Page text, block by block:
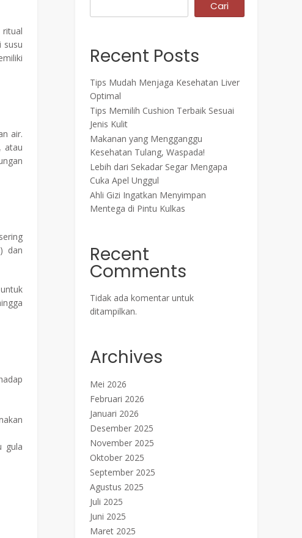
ritual
susu
air.
atau
dan
gula
Cari
Recent Posts
Tips Mudah Menjaga Kesehatan Liver
Optimal
Tips Memilih Cushion Terbaik Sesuai
Jenis Kulit
Makanan yang Mengganggu
Kesehatan Tulang, Waspada!
Lebih dari Sekadar Segar Mengapa
Cuka Apel Unggul
Ahli Gizi Ingatkan Menyimpan
Mentega di Pintu Kulkas
Recent
Comments
Tidak ada komentar untuk
ditampilkan.
Archives
Mei 2026
Februari 2026
Januari 2026
Desember 2025
November 2025
Oktober 2025
September 2025
Agustus 2025
Juli 2025
Juni 2025
Maret 2025